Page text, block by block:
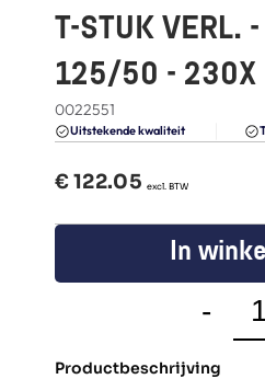
FAQ
Blogs
T-STUK VERL.
125/50 - 230X
0022551
Uitstekende kwaliteit
€ 122.05
  excl. BTW
In
-
Productbeschrijving